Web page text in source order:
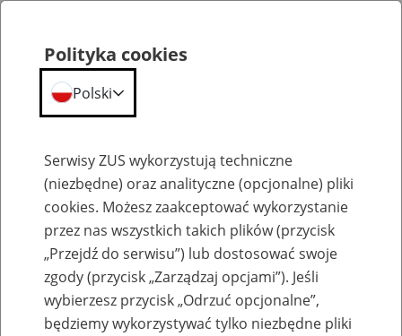
Szkolenia
Polityka cookies
Polski
Serwisy ZUS wykorzystują techniczne
(niezbędne) oraz analityczne (opcjonalne) pliki
cookies. Możesz zaakceptować wykorzystanie
przez nas wszystkich takich plików (przycisk
„Przejdź do serwisu”) lub dostosować swoje
zgody (przycisk „Zarządzaj opcjami”). Jeśli
wybierzesz przycisk „Odrzuć opcjonalne”,
będziemy wykorzystywać tylko niezbędne pliki